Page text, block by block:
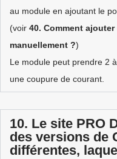
au module en ajoutant le
(voir 40. Comment
manuellement ?)
Le module peut prendre 2
une coupure de courant.
10. Le site PRO
des versions de
différentes,